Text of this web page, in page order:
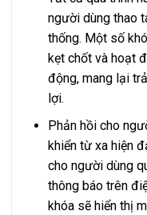
người dùng thao
thống. Một số
kẹt chốt và hoạt
động, mang lại
lợi.
Phản hồi cho
khiển từ xa hiện
cho người dùng
thông báo trên
khóa sẽ hiển thị